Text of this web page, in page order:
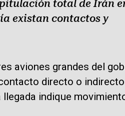
total de Irán
existan contactos y
aviones grandes del
directo o
indique